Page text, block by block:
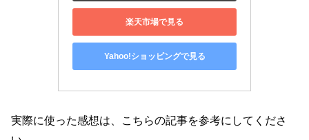
楽天市場で見る
Yahoo!ショッピングで見る
実際に使った感想は、こちらの記事を参考にしてくださ